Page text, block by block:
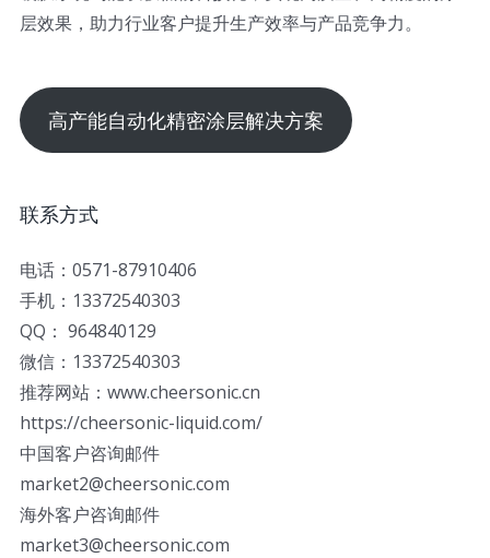
层效果，助力行业客户提升生产效率与产品竞争力。
高产能自动化精密涂层解决方案
联系方式
电话：0571-87910406
手机：13372540303
QQ： 964840129
微信：13372540303
推荐网站：www.cheersonic.cn
https://cheersonic-liquid.com/
中国客户咨询邮件
market2@cheersonic.com
海外客户咨询邮件
market3@cheersonic.com